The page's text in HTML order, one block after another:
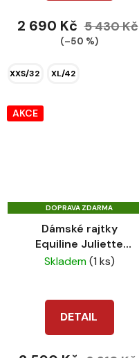
2 690 Kč 5 430 Kč
(–50 %)
XXS/32 XL/42
AKCE
DOPRAVA ZDARMA
Dámské rajtky
Equiline Juliette
cherry red
Skladem(1 ks)
DETAIL